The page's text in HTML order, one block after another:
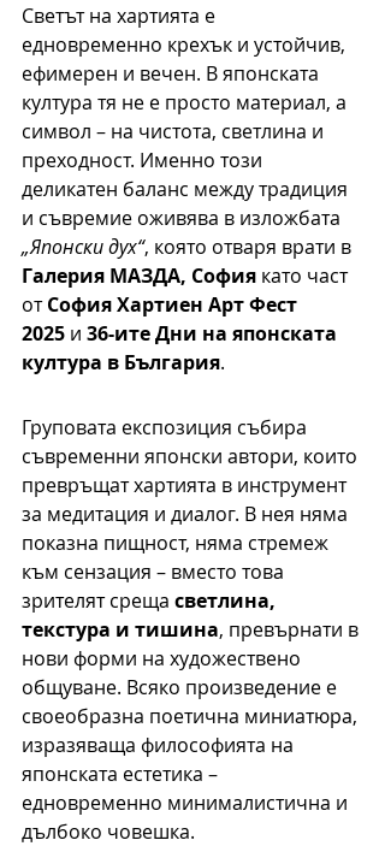
Светът на хартията е
едновременно крехък и устойчив,
ефимерен и вечен. В японската
култура тя не е просто материал, а
символ – на чистота, светлина и
преходност. Именно този
деликатен баланс между традиция
и съвремие оживява в изложбата
„Японски дух“, която отваря врати в
Галерия МАЗДА, София като част
от София Хартиен Арт Фест
2025 и 36-ите Дни на японската
култура в България.
Груповата експозиция събира
съвременни японски автори, които
превръщат хартията в инструмент
за медитация и диалог. В нея няма
показна пищност, няма стремеж
към сензация – вместо това
зрителят среща светлина,
текстура и тишина, превърнати в
нови форми на художествено
общуване. Всяко произведение е
своеобразна поетична миниатюра,
изразяваща философията на
японската естетика –
едновременно минималистична и
дълбоко човешка.